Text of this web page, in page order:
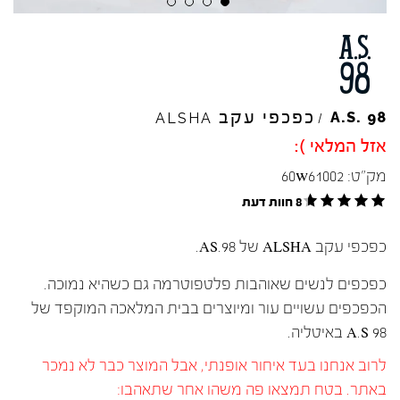
A.S. 98
/ כפכפי עקב ALSHA
אזל המלאי ):
מק"ט: 60w61002
8 חוות דעת
כפכפי עקב ALSHA של AS.98.
כפכפים לנשים שאוהבות פלטפוטרמה גם כשהיא נמוכה.
הכפכפים עשויים עור ומיוצרים בבית המלאכה המוקפד של
A.S 98 באיטליה.
לרוב אנחנו בעד איחור אופנתי, אבל המוצר כבר לא נמכר
באתר. בטח תמצאו פה משהו אחר שתאהבו: